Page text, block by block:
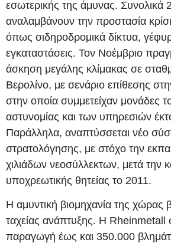
εσωτερικής της άμυνας. Συνολικά
αναλαμβάνουν την προστασία
όπως σιδηροδρομικά δίκτυα,
εγκαταστάσεις. Τον Νοέμβριο
άσκηση μεγάλης κλίμακας σε
Βερολίνο, με σενάριο επίθεσης
στην οποία συμμετείχαν μονάδες
αστυνομίας και των υπηρεσιών
Παράλληλα, αναπτύσσεται νέο
στρατολόγησης, με στόχο την
χιλιάδων νεοσύλλεκτων, μετά την
υποχρεωτικής θητείας το 2011.
Η αμυντική βιομηχανία της χώρας
ταχείας ανάπτυξης. Η Rheinmetall
παραγωγή έως και 350.000